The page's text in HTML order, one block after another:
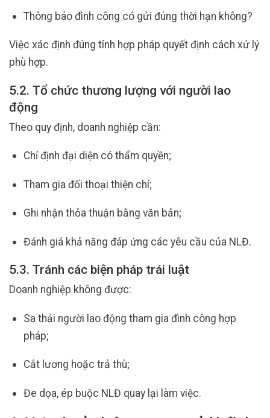
Thông báo đình công có gửi đúng thời hạn không?
Việc xác định đúng tính hợp pháp quyết định cách xử lý
phù hợp.
5.2. Tổ chức thương lượng với người lao
động
Theo quy định, doanh nghiệp cần:
Chỉ định đại diện có thẩm quyền;
Tham gia đối thoại thiện chí;
Ghi nhận thỏa thuận bằng văn bản;
Đánh giá khả năng đáp ứng các yêu cầu của NLĐ.
5.3. Tránh các biện pháp trái luật
Doanh nghiệp không được:
Sa thải người lao động tham gia đình công hợp
pháp;
Cắt lương hoặc trả thù;
Đe dọa, ép buộc NLĐ quay lại làm việc.